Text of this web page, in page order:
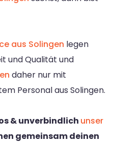
aus Solingen legen
und Qualität und
daher nur mit
Personal aus Solingen.
& unverbindlich unser
gemeinsam deinen